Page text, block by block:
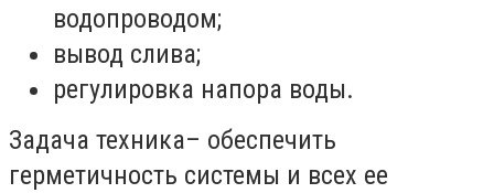
водопроводом;
вывод слива;
регулировка напора воды.
Задача техника– обеспечить
герметичность системы и всех ее